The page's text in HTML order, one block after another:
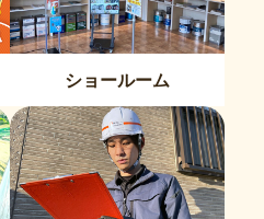
ショールーム